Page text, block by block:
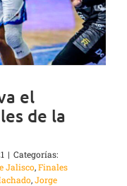
el
de la
| Categorías:
Jalisco,Finales
,Jorge